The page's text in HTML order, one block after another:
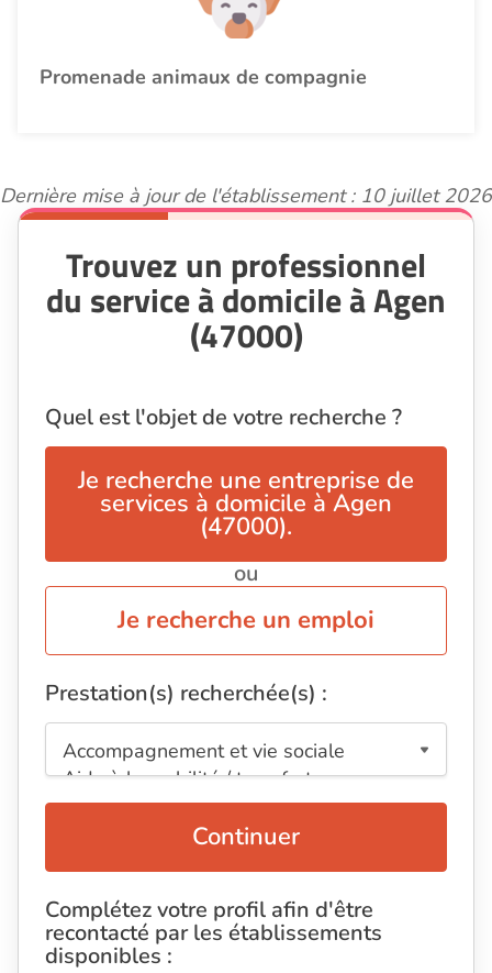
Promenade animaux de compagnie
Dernière mise à jour de l'établissement : 10 juillet 2026
Trouvez un professionnel
du service à domicile à Agen
(47000)
Quel est l'objet de votre recherche ?
Je recherche une entreprise de
services à domicile à Agen
(47000).
ou
Je recherche un emploi
Prestation(s) recherchée(s) :
Continuer
Complétez votre profil afin d'être
recontacté par les établissements
disponibles :